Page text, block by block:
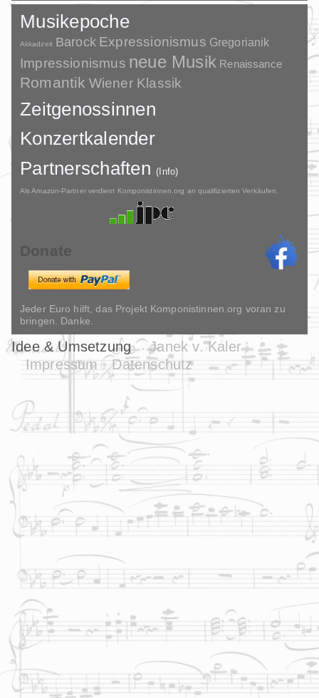
Musikepoche
Akkadzeit Barock Expressionismus Gregorianik
Impressionismus neue Musik Renaissance
Romantik Wiener Klassik
Zeitgenossinnen
Konzertkalender
Partnerschaften(Info)
Als Amazon-Partner verdient Komponistinnen.org an qualifizierten Verkäufen.
Donate
Jeder Euro hilft, das Projekt Komponistinnen.org voran zu
bringen. Danke.
Idee & Umsetzung
Janek v. Kaler
Impressum
Datenschutz